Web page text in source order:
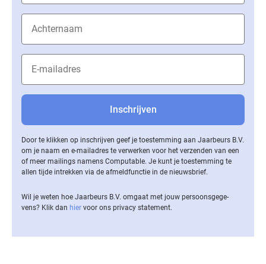
Door te klikken op inschrijven geef je toestemming aan Jaarbeurs B.V.
om je naam en e-mailadres te verwerken voor het verzenden van een
of meer mailings namens Computable. Je kunt je toestemming te
allen tijde intrekken via de af­meld­func­tie in de nieuwsbrief.
Wil je weten hoe Jaarbeurs B.V. omgaat met jouw per­soons­ge­ge­
vens? Klik dan hier voor ons privacy statement.